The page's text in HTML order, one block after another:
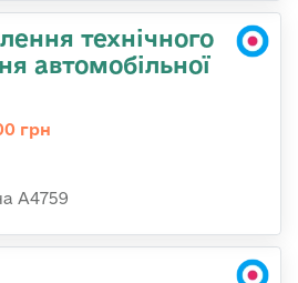
технічного
автомобільної
грн
А4759